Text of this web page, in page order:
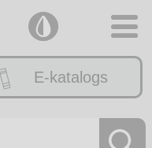
E-katalogs